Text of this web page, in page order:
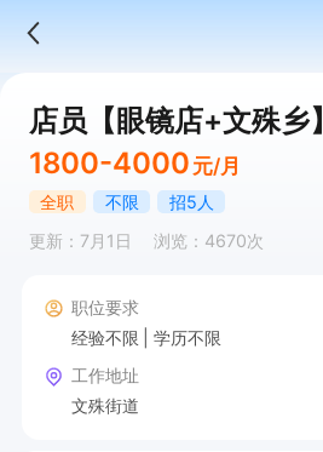
店员【眼镜店+文殊乡】
1800-4000 元/月
全职 不限
招5人
更新：7月1日
浏览：4670次
职位要求
经验不限
学历不限
工作地址
文殊街道